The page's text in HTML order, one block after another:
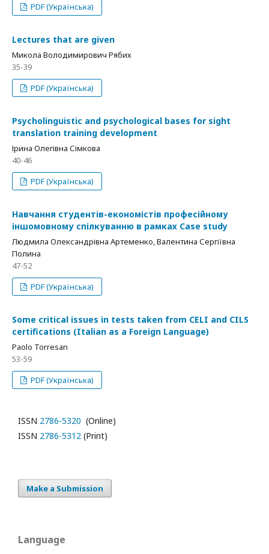
PDF (Українська)
Lectures that are given
Микола Володимирович Рябих
35-39
PDF (Українська)
Psycholinguistic and psychological bases for sight
translation training development
Ірина Олегівна Сімкова
40-46
PDF (Українська)
Навчання студентів-економістів професійному
іншомовному спілкуванню в рамках Case study
Людмила Олександрівна Артеменко, Валентина Сергіївна
Полина
47-52
PDF (Українська)
Some critical issues in tests taken from CELI and CILS
certifications (Italian as a Foreign Language)
Paolo Torresan
53-59
PDF (Українська)
ISSN 2786-5320 (Online)
ISSN 2786-5312 (Print)
Make a Submission
Language